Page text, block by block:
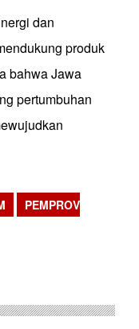
dan
produk
bahwa Jawa
pertumbuhan
PEMPROV